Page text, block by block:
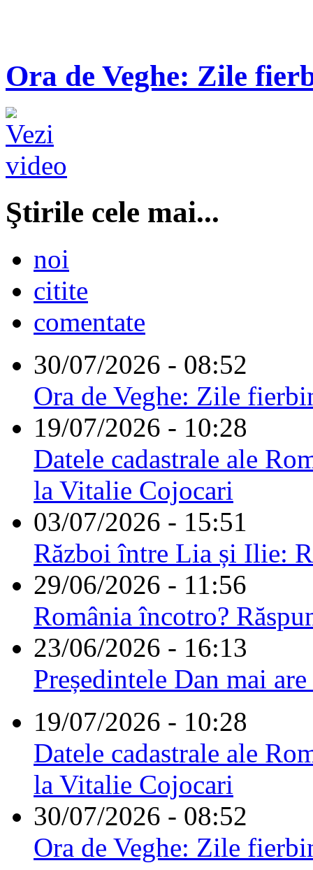
Ora de Veghe: Zile
Ştirile cele mai...
noi
citite
comentate
30/07/2026 - 08:52
Ora de Veghe: Zile
19/07/2026 - 10:28
Datele cadastrale ale
la Vitalie Cojocari
03/07/2026 - 15:51
Război între Lia și Ilie:
29/06/2026 - 11:56
România încotro?
23/06/2026 - 16:13
Președintele Dan mai
19/07/2026 - 10:28
Datele cadastrale ale
la Vitalie Cojocari
30/07/2026 - 08:52
Ora de Veghe: Zile